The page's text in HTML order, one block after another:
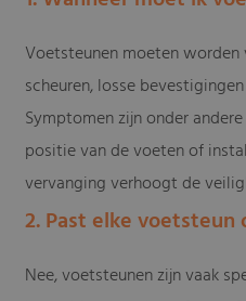
Voetsteunen moeten
scheuren, losse
Symptomen zijn onder
positie van de voeten of
vervanging verhoogt de
2. Past elke
Nee, voetsteunen zijn vaak